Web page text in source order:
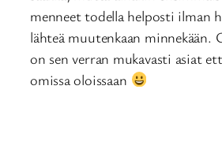
menneet todella helposti ilman
lähteä muutenkaan minnekään.
on sen verran mukavasti asiat
omissa oloissaan